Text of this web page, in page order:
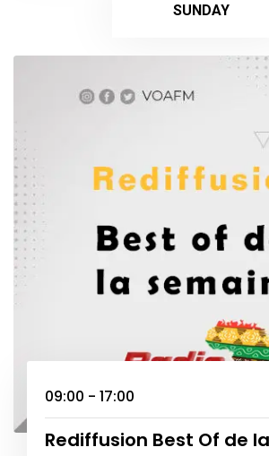
SUNDAY
09:00 - 17:00
Rediffusion Best Of de